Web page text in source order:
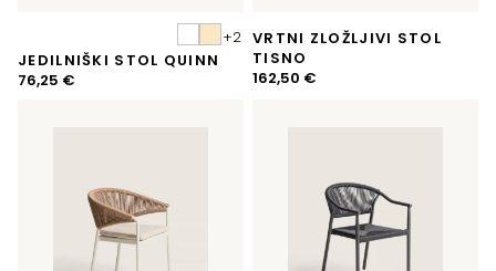
JEDILNIŠKI STOL QUINN
76,25 €
VRTNI ZLOŽLJIVI STOL
TISNO
162,50 €